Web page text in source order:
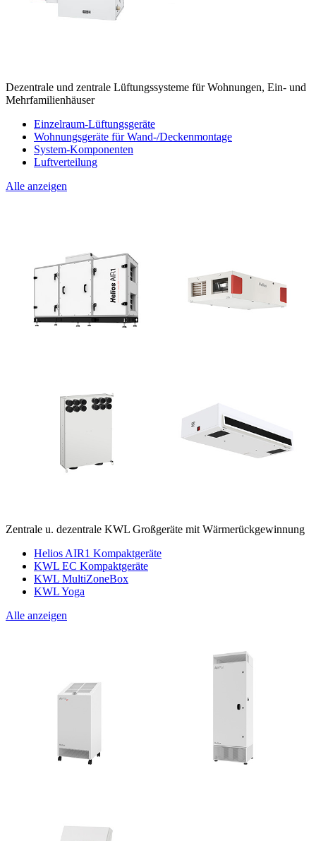
Dezentrale und zentrale Lüftungssysteme für Wohnungen, Ein- und
Mehrfamilienhäuser
Einzelraum-Lüftungsgeräte
Wohnungsgeräte für Wand-/Deckenmontage
System-Komponenten
Luftverteilung
Alle anzeigen
Zentrale u. dezentrale KWL Großgeräte mit Wärmerückgewinnung
Helios AIR1 Kompaktgeräte
KWL EC Kompaktgeräte
KWL MultiZoneBox
KWL Yoga
Alle anzeigen